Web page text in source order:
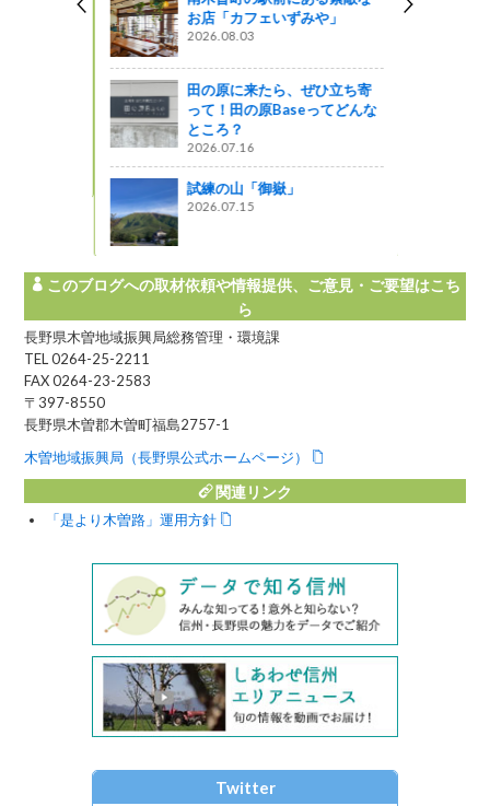
お店「カフェいずみや」
2026.08.03
田の原に来たら、ぜひ立ち寄
って！田の原Baseってどんな
ところ？
2026.07.16
試練の山「御嶽」
2026.07.15
このブログへの取材依頼や情報提供、ご意見・ご要望はこち
ら
長野県木曽地域振興局総務管理・環境課
TEL 0264-25-2211
FAX 0264-23-2583
〒397-8550
長野県木曽郡木曽町福島2757-1
木曽地域振興局（長野県公式ホームページ）
関連リンク
「是より木曽路」運用方針
Twitter